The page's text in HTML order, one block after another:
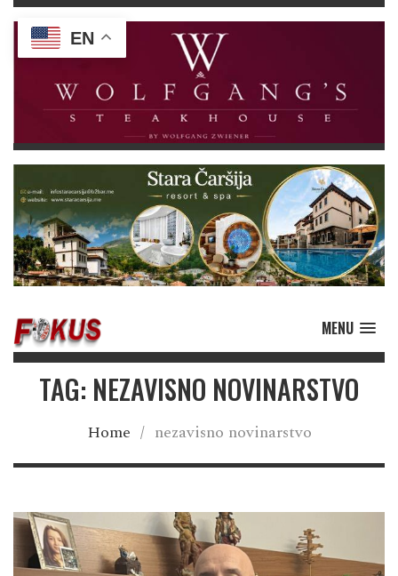
MENU
TAG: NEZAVISNO NOVINARSTVO
Home / nezavisno novinarstvo
EN